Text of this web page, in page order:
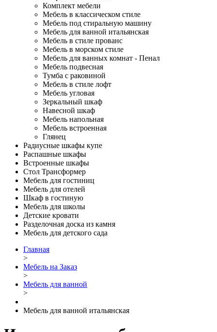
Комплект мебели
Мебель в классическом стиле
Мебель под стиральную машину
Мебель для ванной итальянская
Мебель в стиле прованс
Мебель в морском стиле
Мебель для ванных комнат - Пенал
Мебель подвесная
Тумба с раковиной
Мебель в стиле лофт
Мебель угловая
Зеркальный шкаф
Навесной шкаф
Мебель напольная
Мебель встроенная
Глянец
Радиусные шкафы купе
Распашные шкафы
Встроенные шкафы
Стол Трансформер
Мебель для гостиниц
Мебель для отелей
Шкаф в гостиную
Мебель для школы
Детские кровати
Разделочная доска из камня
Мебель для детского сада
Главная
>
Мебель на Заказ
>
Мебель для ванной
>
Мебель для ванной итальянская